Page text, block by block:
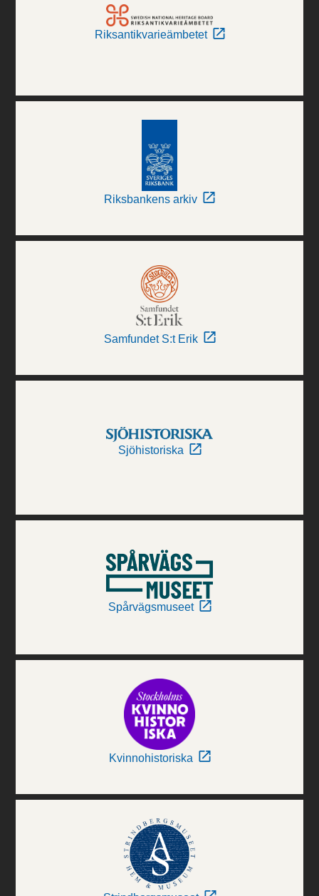
Riksantikvarieämbetet
Riksbankens arkiv
Samfundet S:t Erik
Sjöhistoriska
Spårvägsmuseet
Kvinnohistoriska